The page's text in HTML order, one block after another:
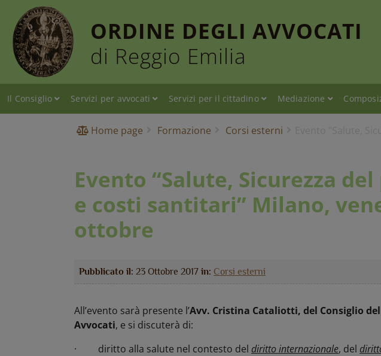
ORDINE DEGLI AVVOCATI
di Reggio Emilia
Il Consiglio Servizi per avvocati Servizi per il cittadino Mediazione
Home page Formazione Corsi esterni
Evento “Salute, Sicurezza
e costi santitari” Milano,
ottobre
Pubblicato il: 23 Ottobre 2017 in: Corsi esterni
All’evento sarà presente l’Avv. Cristina Cataliotti, del Consiglio
Avvocati, e si discuterà di:
· diritto alla salute nel contesto del diritto internazionale, del